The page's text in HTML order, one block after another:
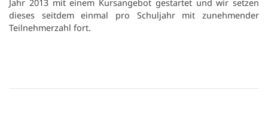
Jahr 2013 mit einem Kursangebot gestartet und wir setzen
dieses seitdem einmal pro Schuljahr mit zunehmender
Teilnehmerzahl fort.